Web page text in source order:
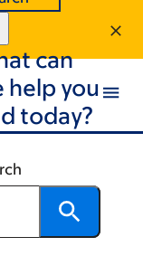
can
help you
today?